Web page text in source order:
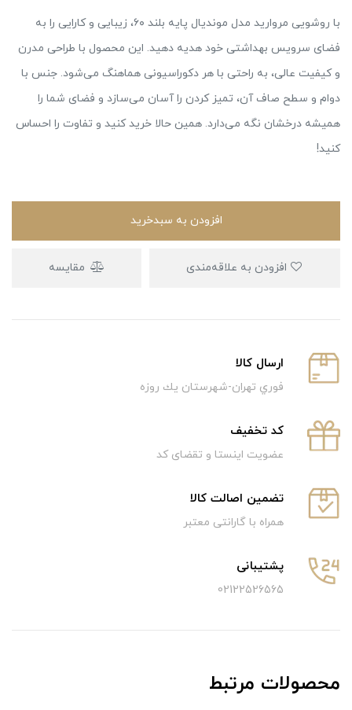
با روشویی مروارید مدل موندیال پایه بلند ۶۰، زیبایی و کارایی را به
فضای سرویس بهداشتی خود هدیه دهید. این محصول با طراحی مدرن
و کیفیت عالی، به راحتی با هر دکوراسیونی هماهنگ می‌شود. جنس با
دوام و سطح صاف آن، تمیز کردن را آسان می‌سازد و فضای شما را
همیشه درخشان نگه می‌دارد. همین حالا خرید کنید و تفاوت را احساس
کنید!
افزودن به سبدخرید
مقایسه
ارسال كالا
فوري تهران-شهرستان يك روزه
كد تخفيف
عضویت اینستا و تقضای کد
تضمین اصالت کالا
همراه با گارانتی معتبر
پشتیبانی
02122526565
محصولات مرتبط